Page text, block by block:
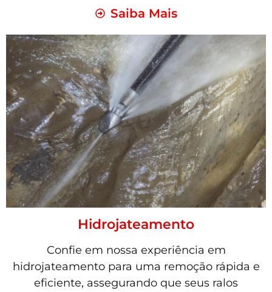
Saiba Mais
Hidrojateamento
Confie em nossa experiência em
hidrojateamento para uma remoção rápida e
eficiente, assegurando que seus ralos